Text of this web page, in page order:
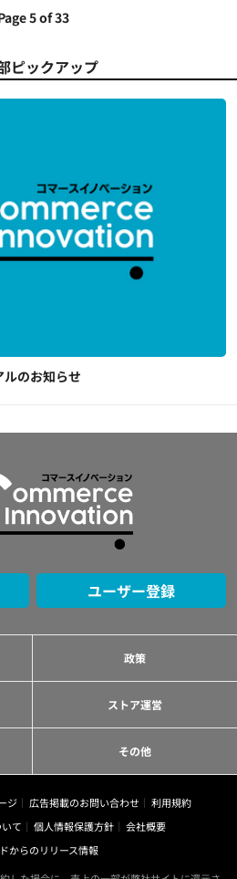
5 of 33
ピックアップ
のお知らせ
ユーザー登録
政策
ストア運営
その他
ジ 広告掲載のお問い合わせ
利用規約
て
個人情報保護方針
会社概要
からのリリース情報